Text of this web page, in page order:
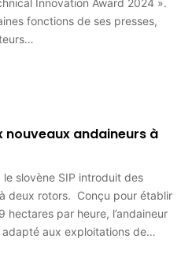
Innovation Award 2024 ».
fonctions de ses presses,
nouveaux andaineurs à
slovène SIP introduit des
deux rotors. Conçu pour établir
hectares par heure, l’andaineur
adapté aux exploitations de…